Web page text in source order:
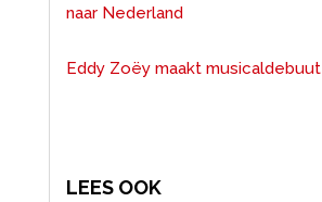
naar Nederland
Eddy Zoëy maakt musicaldebuut
LEES OOK